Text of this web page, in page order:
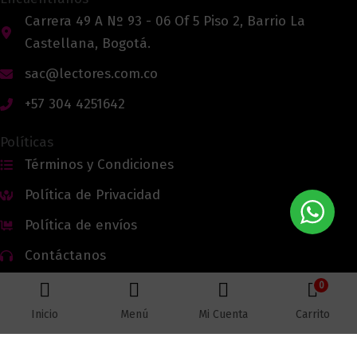
Carrera 49 A Nº 93 - 06 Of 5 Piso 2, Barrio La
Castellana, Bogotá.
sac@lectores.com.co
+57 304 4251642
Políticas
Términos y Condiciones
Política de Privacidad
Política de envíos
Contáctanos
Todos los derechos reservados © 2026 Lectores.co |
Inicio Menú Mi Cuenta
0
Carrito